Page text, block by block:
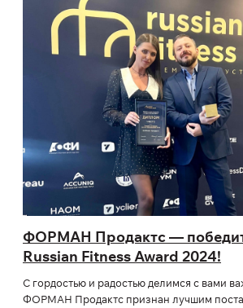
ФОРМАН Продактс —
Russian Fitness Award 2024!
С гордостью и радостью делимся с вами
ФОРМАН Продактс признан лучшим